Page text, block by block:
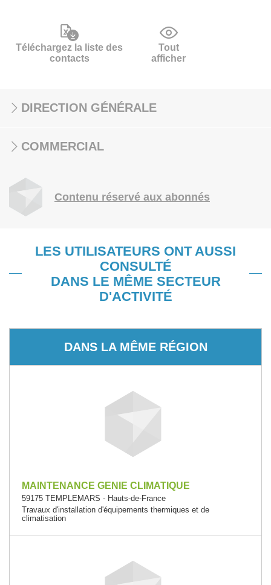
Téléchargez la liste des
contacts
Tout
afficher
DIRECTION GÉNÉRALE
COMMERCIAL
Contenu réservé aux abonnés
LES UTILISATEURS ONT AUSSI
CONSULTÉ
DANS LE MÊME SECTEUR
D'ACTIVITÉ
DANS LA MÊME RÉGION
MAINTENANCE GENIE CLIMATIQUE
59175 TEMPLEMARS - Hauts-de-France
Travaux d'installation d'équipements thermiques et de
climatisation